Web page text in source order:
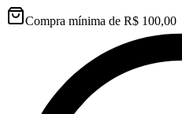
Compra mínima de R$ 100,00